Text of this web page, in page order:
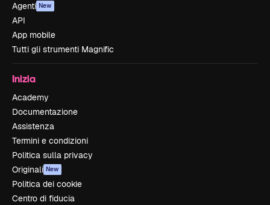
Agenti New
API
App mobile
Tutti gli strumenti Magnific
Inizia
Academy
Documentazione
Assistenza
Termini e condizioni
Politica sulla privacy
Originali New
Politica dei cookie
Centro di fiducia